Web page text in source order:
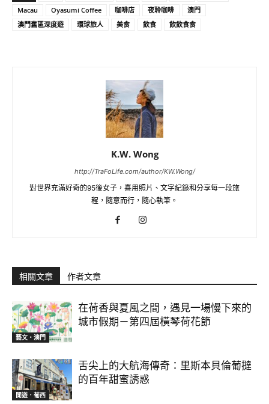
Macau
Oyasumi Coffee 咖啡店 夜聆咖啡
澳門
澳門舊區深度遊
環球旅人 美食 飲食 飲飲食食
K.W. Wong
http://TraFoLife.com/author/KW.Wong/
對世界充滿好奇的95後女子，喜用照片、文字紀錄和分享每一段旅
程，隨意而行，隨心執筆。
相關文章 作者文章
藝文‧澳門
在荷香與夏風之間，遇見一場慢下來的
城市假期－第四屆橫琴荷花節
閒遊．葡西
舌尖上的大航海傳奇：里斯本貝倫葡撻
的百年甜蜜誘惑